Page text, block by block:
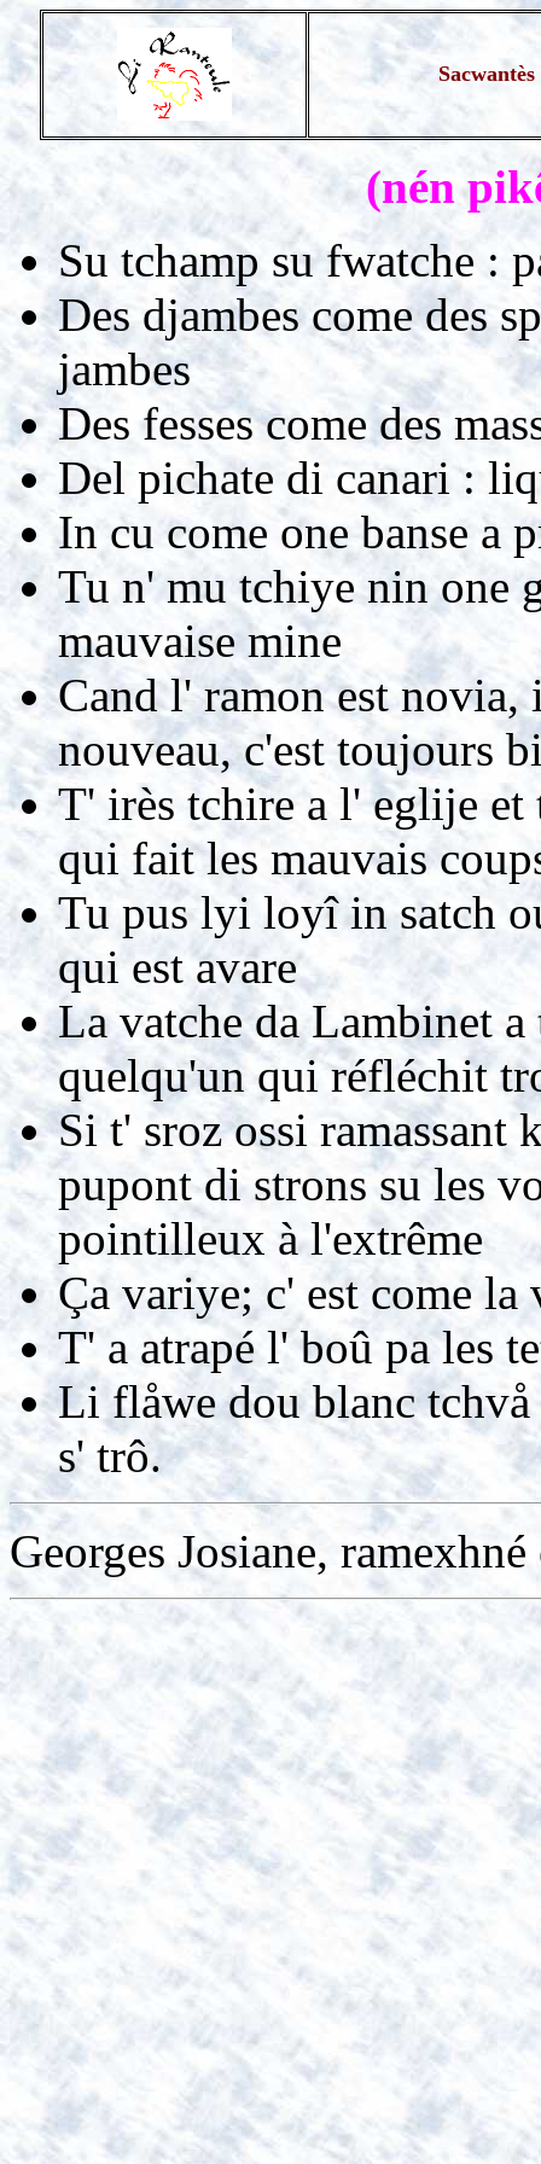
(nén
Su tchamp su fwatche :
Des djambes come des
jambes
Des fesses come des
Del pichate di canari :
In cu come one banse a
Tu n' mu tchiye nin one
mauvaise mine
Cand l' ramon est
nouveau, c'est toujours
T' irès tchire a l' eglije et
qui fait les mauvais
Tu pus lyi loyî in satch
qui est avare
La vatche da Lambinet
quelqu'un qui réfléchit
Si t' sroz ossi ramassant
pupont di strons su les
pointilleux à l'extrême
Ça variye; c' est come
T' a atrapé l' boû pa les
Li flåwe dou blanc
s' trô.
Georges Josiane,